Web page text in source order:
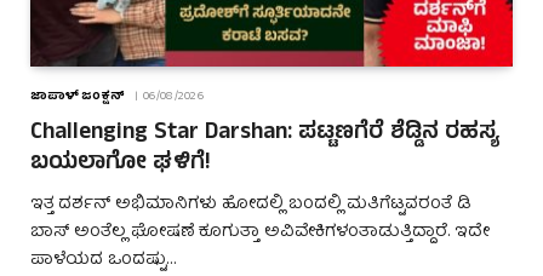
ಜಾಪಾಳ್ ಜಂಕ್ಷನ್ 06/08/2026
Challenging Star Darshan: ಪಟ್ಟಣಗೆರೆ ಶೆಡ್ಡಿನ ರಹಸ್ಯ
ಬಯಲಾಗೋ ಘಳಿಗೆ!
ಇತ್ತ ದರ್ಶನ್ ಅಭಿಮಾನಿಗಳು ಹೋದಲ್ಲಿ ಬಂದಲ್ಲಿ ಮತಿಗೆಟ್ಟವರಂತೆ ಡಿ
ಬಾಸ್ ಅಂತೆಲ್ಲ ಘೋಷಣೆ ಕೂಗುತ್ತಾ ಅವಿವೇಕಿಗಳಂತಾಡುತ್ತಿದ್ದಾರೆ. ಇದೇ
ಪಾಳೆಯದ ಒಂದಷ್ಟು…